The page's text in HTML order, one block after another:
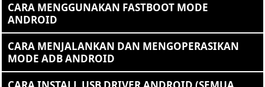
CARA MENGGUNAKAN FASTBOOT MODE
ANDROID
CARA MENJALANKAN DAN MENGOPERASIKAN
MODE ADB ANDROID